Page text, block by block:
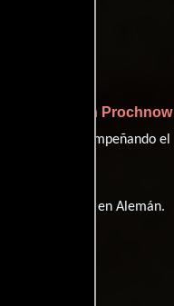
Jürgen Prochnow
desempeñando el
originales enAlemán.